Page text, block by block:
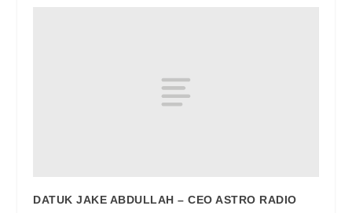
DATUK JAKE ABDULLAH – CEO ASTRO RADIO